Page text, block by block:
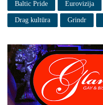
Baltic Pride Eurovizija
Drag kultūra Grindr